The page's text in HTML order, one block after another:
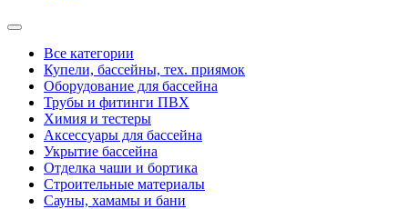
Все категории
Купели, бассейны, тех. приямок
Оборудование для бассейна
Трубы и фитинги ПВХ
Химия и тестеры
Аксессуары для бассейна
Укрытие бассейна
Отделка чаши и бортика
Строительные материалы
Сауны, хамамы и бани